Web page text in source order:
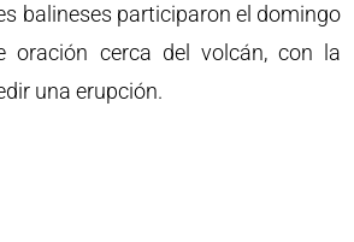
balineses participaron el domingo
oración cerca del volcán, con la
una erupción.